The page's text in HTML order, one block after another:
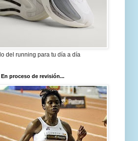
del running para tu día a día
En proceso de revisión...